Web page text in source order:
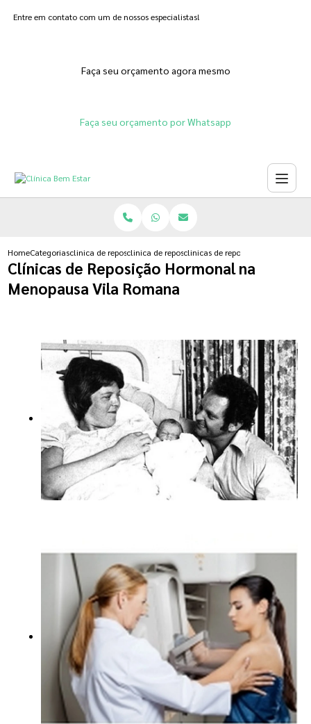
Entre em contato com um de nossos especialistas!
Faça seu orçamento agora mesmo
Faça seu orçamento por Whatsapp
HomeCategoriasclinica de reposicao hormonalclinica de reposicao hormonal adesivo
clinicas de reposicao hormonal
Clínicas de Reposição Hormonal na
Menopausa Vila Romana